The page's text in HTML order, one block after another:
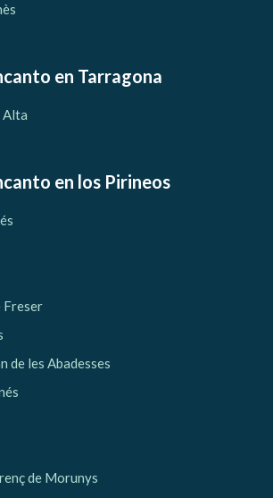
en Tarragona
Alta
en los Pirineos
Freser
de les Abadesses
de Morunys